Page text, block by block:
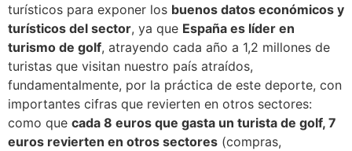
turísticos para exponer los buenos datos económicos y
turísticos del sector, ya que España es líder en
turismo de golf, atrayendo cada año a 1,2 millones de
turistas que visitan nuestro país atraídos,
fundamentalmente, por la práctica de este deporte, con
importantes cifras que revierten en otros sectores:
como que cada 8 euros que gasta un turista de golf, 7
euros revierten en otros sectores (compras,